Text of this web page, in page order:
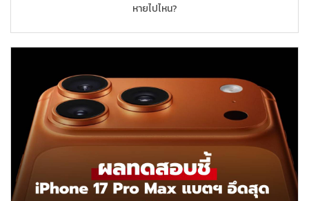
หายไปไหน?